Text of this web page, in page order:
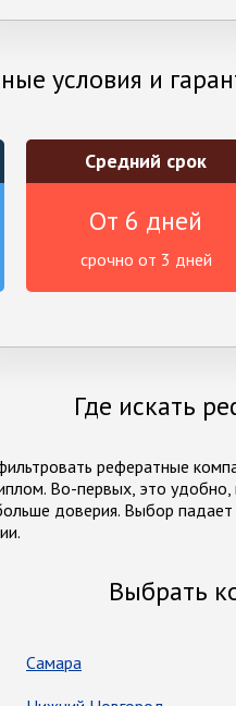
условия и
Средний срок
От 6 дней
срочно от 3 дней
Где искать
рефератные
Во-первых, это
доверия. Выбор
Выбрать
Самара